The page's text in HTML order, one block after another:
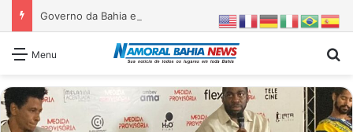
Governo da Bahia entrega 1ª etapa da requalificação do Parque Metropolitano de Pituaçu
Menu